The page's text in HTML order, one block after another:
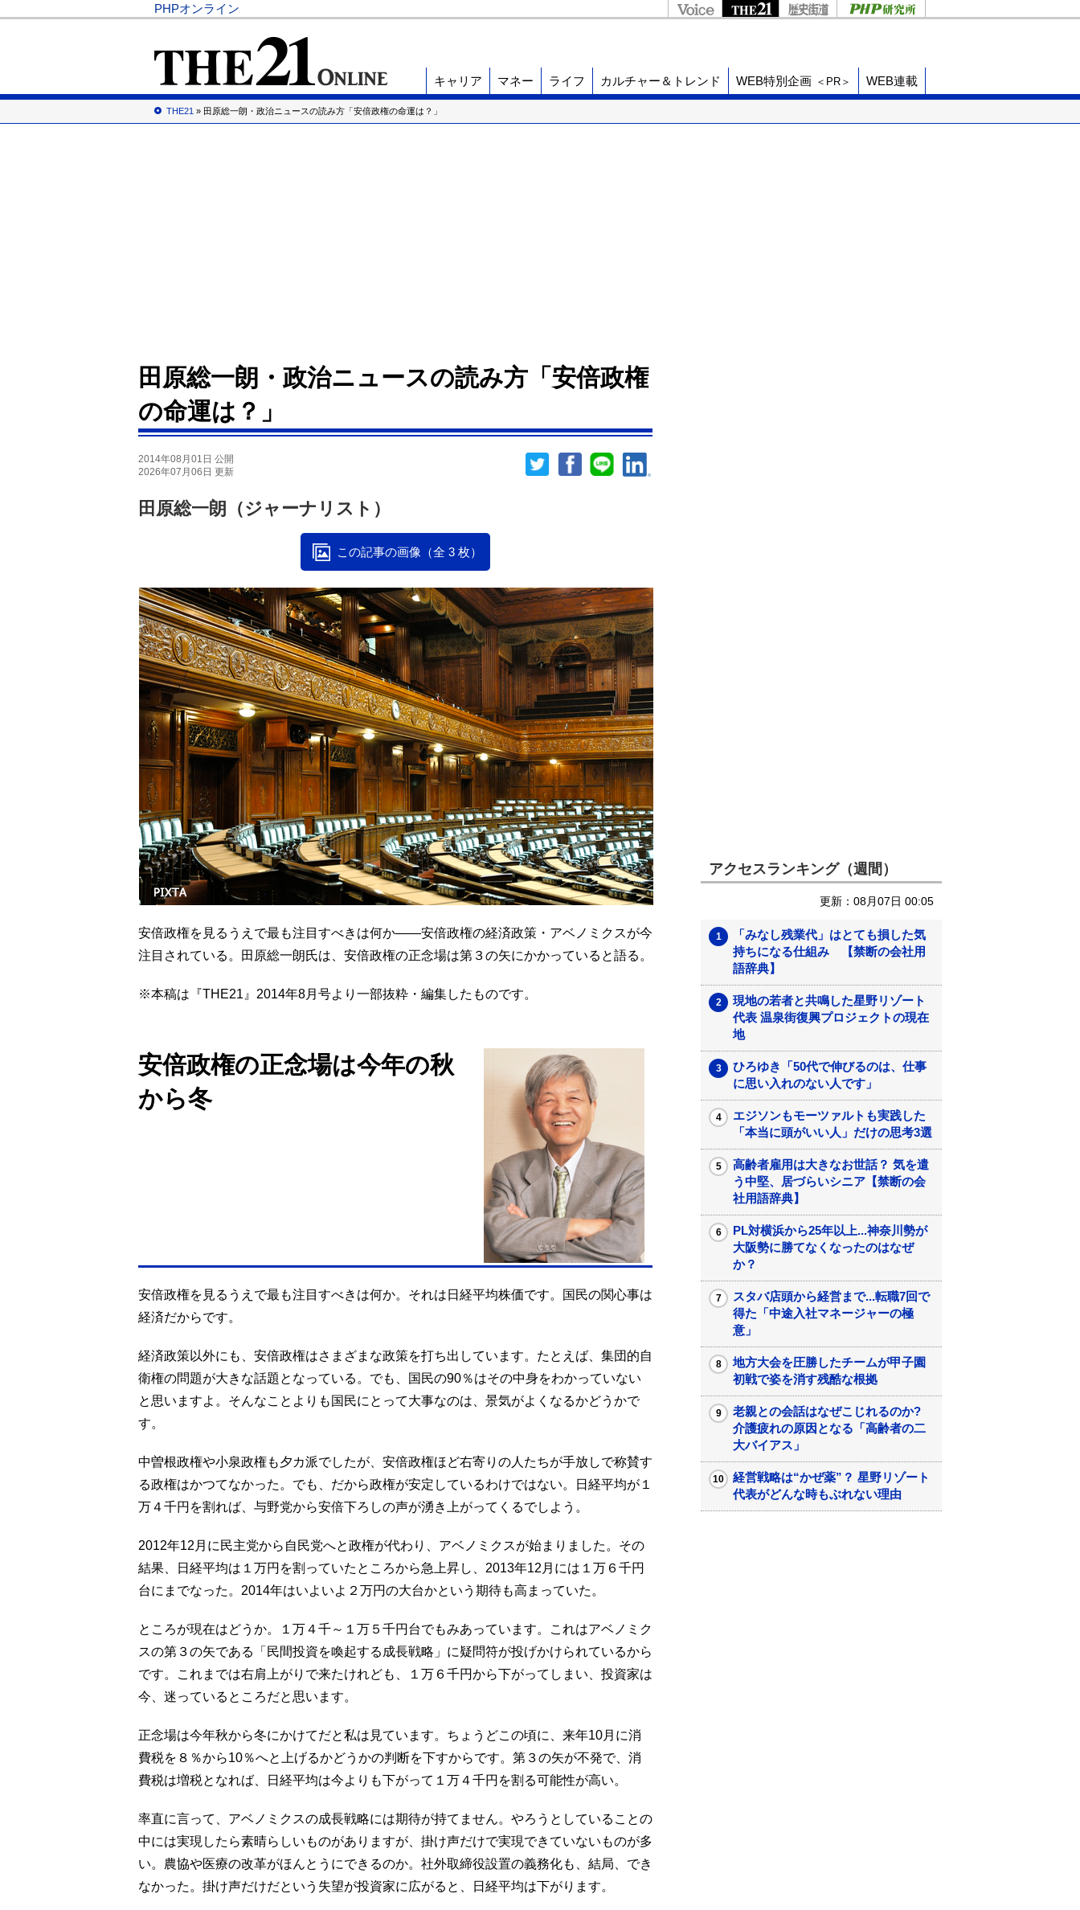
PHPオンライン
キャリア マネー ライフ カルチャー＆トレンド WEB特別企画 ＜PR＞ WEB連載
THE21 » 田原総一朗・政治ニュースの読み方「安倍政権の命運は？」
田原総一朗・政治ニュースの読み方「安倍政権
の命運は？」
2014年08月01日 公開
2026年07月06日 更新
田原総一朗（ジャーナリスト）
この記事の画像（全 3 枚）
安倍政権を見るうえで最も注目すべきは何か――安倍政権の経済政策・アベノミクスが今
注目されている。田原総一朗氏は、安倍政権の正念場は第３の矢にかかっていると語る。
※本稿は『THE21』2014年8月号より一部抜粋・編集したものです。
安倍政権の正念場は今年の秋
から冬
安倍政権を見るうえで最も注目すべきは何か。それは日経平均株価です。国民の関心事は
経済だからです。
経済政策以外にも、安倍政権はさまざまな政策を打ち出しています。たとえば、集団的自
衛権の問題が大きな話題となっている。でも、国民の90％はその中身をわかっていない
と思いますよ。そんなことよりも国民にとって大事なのは、景気がよくなるかどうかで
す。
中曽根政権や小泉政権も夕カ派でしたが、安倍政権ほど右寄りの人たちが手放しで称賛す
る政権はかつてなかった。でも、だから政権が安定しているわけではない。日経平均が１
万４千円を割れば、与野党から安倍下ろしの声が湧き上がってくるでしよう。
2012年12月に民主党から自民党へと政権が代わり、アベノミクスが始まりました。その
結果、日経平均は１万円を割っていたところから急上昇し、2013年12月には１万６千円
台にまでなった。2014年はいよいよ２万円の大台かという期待も高まっていた。
ところが現在はどうか。１万４千～１万５千円台でもみあっています。これはアベノミク
スの第３の矢である「民間投資を喚起する成長戦略」に疑問符が投げかけられているから
です。これまでは右肩上がりで来たけれども、１万６千円から下がってしまい、投資家は
今、迷っているところだと思います。
正念場は今年秋から冬にかけてだと私は見ています。ちょうどこの頃に、来年10月に消
費税を８％から10％へと上げるかどうかの判断を下すからです。第３の矢が不発で、消
費税は増税となれば、日経平均は今よりも下がって１万４千円を割る可能性が高い。
率直に言って、アベノミクスの成長戦略には期待が持てません。やろうとしていることの
中には実現したら素晴らしいものがありますが、掛け声だけで実現できていないものが多
い。農協や医療の改革がほんとうにできるのか。社外取締役設置の義務化も、結局、でき
なかった。掛け声だけだという失望が投資家に広がると、日経平均は下がります。
アクセスランキング（週間）
更新：08月07日 00:05
「みなし残業代」はとても損した気
持ちになる仕組み 【禁断の会社用
語辞典】
現地の若者と共鳴した星野リゾート
代表 温泉街復興プロジェクトの現在
地
ひろゆき「50代で伸びるのは、仕事
に思い入れのない人です」
エジソンもモーツァルトも実践した
「本当に頭がいい人」だけの思考3選
高齢者雇用は大きなお世話？ 気を遣
う中堅、居づらいシニア【禁断の会
社用語辞典】
PL対横浜から25年以上...神奈川勢が
大阪勢に勝てなくなったのはなぜ
か？
スタバ店頭から経営まで...転職7回で
得た「中途入社マネージャーの極
意」
地方大会を圧勝したチームが甲子園
初戦で姿を消す残酷な根拠
老親との会話はなぜこじれるのか?
介護疲れの原因となる「高齢者の二
大バイアス」
経営戦略は“かぜ薬”？ 星野リゾート
代表がどんな時もぶれない理由